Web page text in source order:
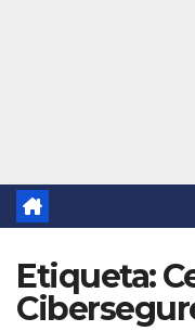
Etiqueta: